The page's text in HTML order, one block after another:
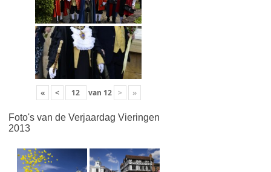
« < van 12 > »
Foto's van de Verjaardag Vieringen
2013